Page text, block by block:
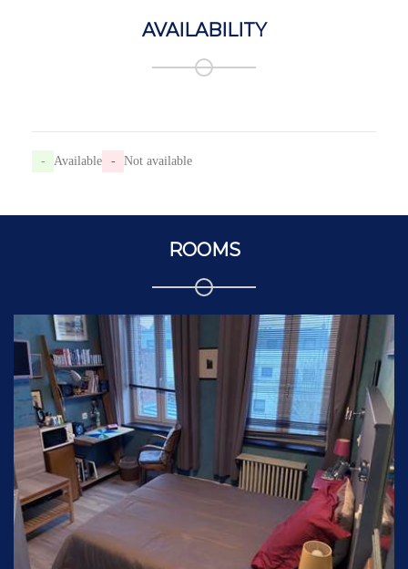
AVAILABILITY
- Available - Not available
ROOMS